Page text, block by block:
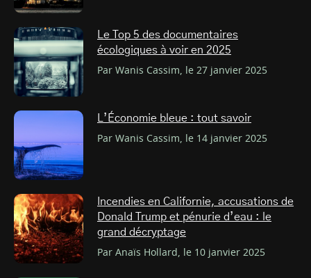
Le Top 5 des documentaires
écologiques à voir en 2025
Par Wanis Cassim, le 27 janvier 2025
L’Économie bleue : tout savoir
Par Wanis Cassim, le 14 janvier 2025
Incendies en Californie, accusations de
Donald Trump et pénurie d’eau : le
grand décryptage
Par Anaïs Hollard, le 10 janvier 2025